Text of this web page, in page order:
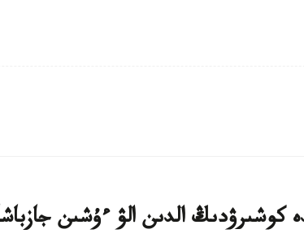
كوشىرۋدىڭ الدىن الۋ ءۇشىن جازباشا